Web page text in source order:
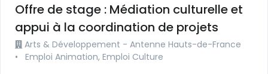
Offre de stage : Médiation culturelle et
appui à la coordination de projets
Arts & Développement - Antenne Hauts-de-France
•
Emploi Animation, Emploi Culture